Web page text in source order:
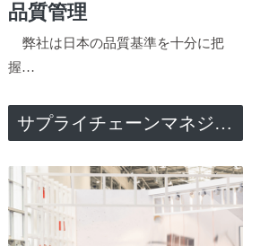
品質管理
弊社は日本の品質基準を十分に把
握…
サプライチェーンマネジメント